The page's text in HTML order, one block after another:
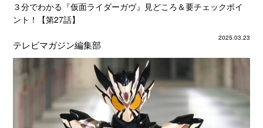
３分でわかる『仮面ライダーガヴ』見どころ＆要チェックポイ
ント！【第27話】
2025.03.23
テレビマガジン編集部